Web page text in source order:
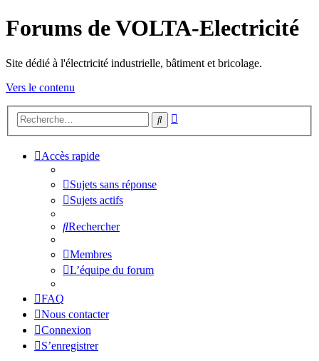
Forums de VOLTA-Electricité
Site dédié à l'électricité industrielle, bâtiment et bricolage.
Vers le contenu
Rechercher
Accès rapide
Sujets sans réponse
Sujets actifs
Rechercher
Membres
L’équipe du forum
FAQ
Nous contacter
Connexion
S’enregistrer